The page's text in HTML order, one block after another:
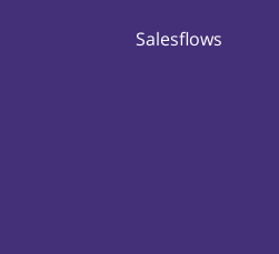
Salesflows